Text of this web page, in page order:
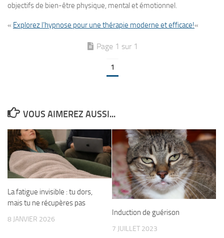
objectifs de bien-être physique, mental et émotionnel.
« Explorez l’hypnose pour une thérapie moderne et efficace!«
Page 1 sur 1
1
VOUS AIMEREZ AUSSI...
La fatigue invisible : tu dors,
mais tu ne récupères pas
8 JANVIER 2026
Induction de guérison
7 JUILLET 2023